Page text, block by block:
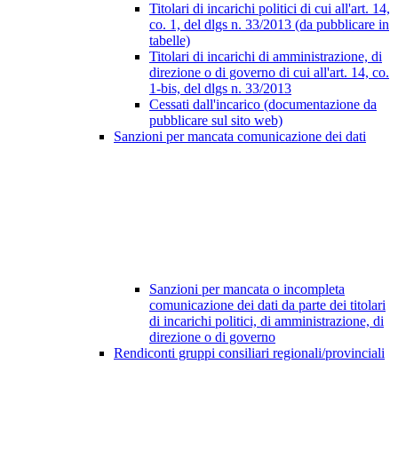
Titolari di incarichi politici di cui all'art. 14,
co. 1, del dlgs n. 33/2013 (da pubblicare in
tabelle)
Titolari di incarichi di amministrazione, di
direzione o di governo di cui all'art. 14, co.
1-bis, del dlgs n. 33/2013
Cessati dall'incarico (documentazione da
pubblicare sul sito web)
Sanzioni per mancata comunicazione dei dati
Sanzioni per mancata o incompleta
comunicazione dei dati da parte dei titolari
di incarichi politici, di amministrazione, di
direzione o di governo
Rendiconti gruppi consiliari regionali/provinciali